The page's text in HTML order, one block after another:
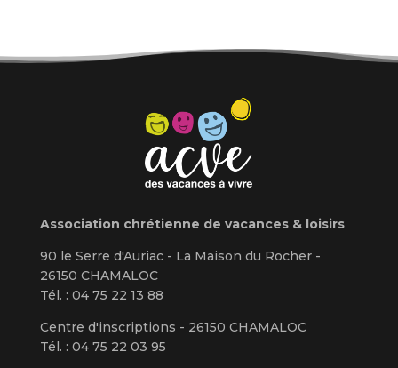
Association chrétienne de vacances & loisirs
90 le Serre d'Auriac - La Maison du Rocher -
26150 CHAMALOC
Tél. : 04 75 22 13 88
Centre d'inscriptions - 26150 CHAMALOC
Tél. : 04 75 22 03 95